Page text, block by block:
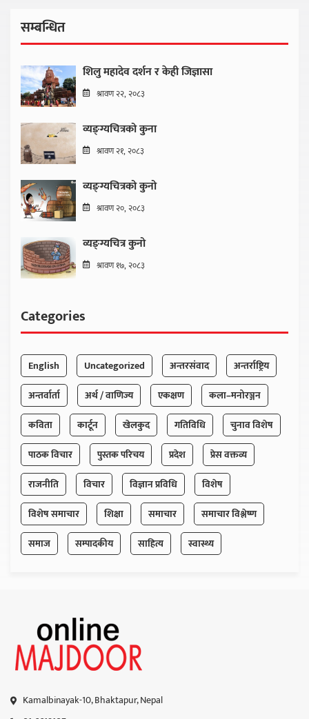
सम्बन्धित
शिलु महादेव दर्शन र केही जिज्ञासा
श्रावण २२, २०८३
व्यङ्ग्यचित्रको कुना
श्रावण २१, २०८३
व्यङ्ग्यचित्रको कुनो
श्रावण २०, २०८३
व्यङ्ग्यचित्र कुनो
श्रावण १७, २०८३
Categories
English Uncategorized अन्तरसंवाद
अन्तर्राष्ट्रिय
अन्तर्वार्ता
अर्थ / वाणिज्य एकक्षण
कला–मनोरञ्जन
कविता
कार्टून खेलकुद गतिविधि
चुनाव विशेष
पाठक विचार
पुस्तक परिचय प्रदेश
प्रेस वक्तव्य
राजनीति
विचार विज्ञान प्रविधि
विशेष
विशेष समाचार
शिक्षा समाचार
समाचार विश्लेष्ण
समाज
सम्पादकीय साहित्य स्वास्थ्य
Kamalbinayak-10, Bhaktapur, Nepal